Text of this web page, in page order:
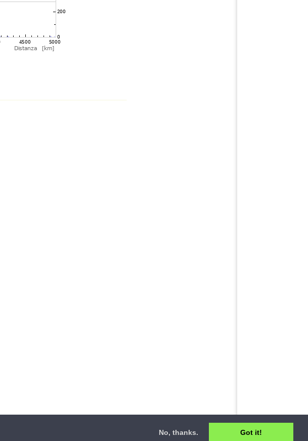
No, thanks. Got it!